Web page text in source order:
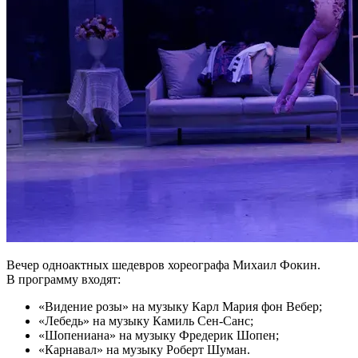
Вечер одноактных шедевров хореографа Михаил Фокин.
В программу входят:
«Видение розы» на музыку Карл Мария фон Вебер;
«Лебедь» на музыку Камиль Сен-Санс;
«Шопениана» на музыку Фредерик Шопен;
«Карнавал» на музыку Роберт Шуман.